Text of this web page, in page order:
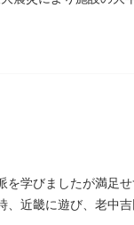
学びましたが満足せ
近畿に遊び、老中吉